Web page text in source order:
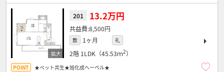
201 13.2万円
8,500円
敷 1ヶ月 礼
2階 1LDK（45.53ｍ2）
★ペット共生★旭化成へーベル★